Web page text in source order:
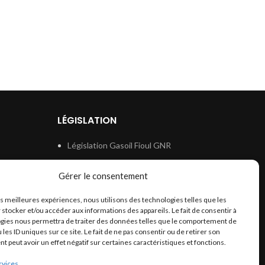
Gérer le consentement
meilleures expériences, nous utilisons des technologies telles que les
et/ou accéder aux informations des appareils. Le fait de consentir à
nous permettra de traiter des données telles que le comportement de
les ID uniques sur ce site. Le fait de ne pas consentir ou de retirer son
peut avoir un effet négatif sur certaines caractéristiques et fonctions.
LÉGISLATION
Législation Gasoil Fioul GNR
Législation Eau
Législation Lubrifiant
Législation Phytosanitaire